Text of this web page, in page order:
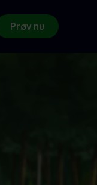
Prøv nu